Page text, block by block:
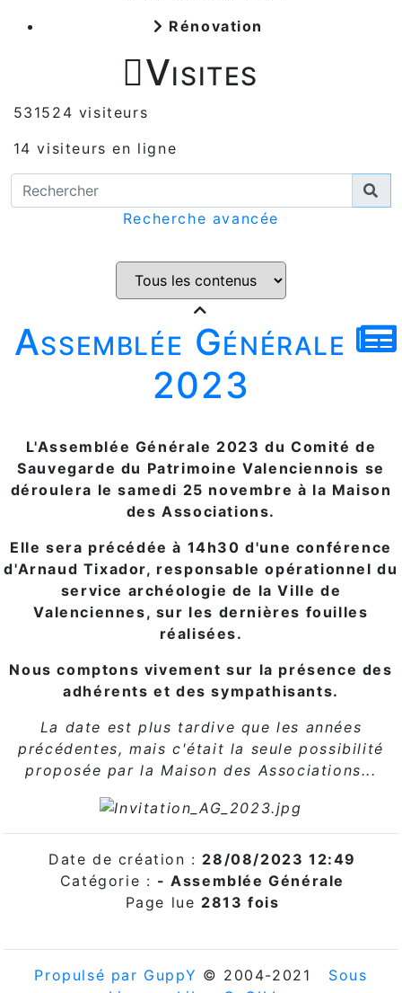
Rénovation
Visites
531524 visiteurs
14 visiteurs en ligne
Recherche avancée
Assemblée Générale
2023
L'Assemblée Générale 2023 du Comité de
Sauvegarde du Patrimoine Valenciennois se
déroulera le samedi 25 novembre à la Maison
des Associations.
Elle sera précédéeà 14h30d'une conférence
d'Arnaud Tixador, responsable opérationnel du
service archéologie de la Ville de
Valenciennes, sur les dernières fouilles
réalisées.
Nous comptons vivement sur la présence des
adhérents et des sympathisants.
La date est plus tardive que les années
précédentes, mais c'était la seule possibilité
proposée par la Maison des Associations...
Date de création : 28/08/2023 12:49
Catégorie : -Assemblée Générale
Page lue 2813 fois
Propulsé par GuppY © 2004-2021
Sous